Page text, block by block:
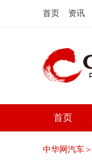
首页 资讯
首页
中华网汽车＞